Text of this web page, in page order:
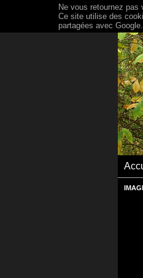
Ne vous retournez
Ce site utilise des
partagées avec